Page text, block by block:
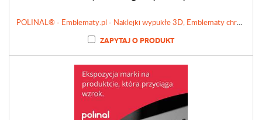
POLINAL® - Emblematy.pl - Naklejki wypukłe 3D, Emblematy chromowane, Tabliczki, Etykiety
ZAPYTAJ O PRODUKT